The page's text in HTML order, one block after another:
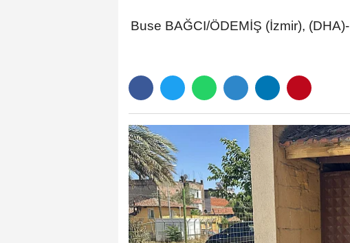
Buse BAĞCI/ÖDEMİŞ (İzmir),